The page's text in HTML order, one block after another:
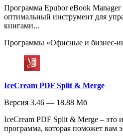
Программа Epubor eBook Manager
оптимальный инструмент для
книгами...
Программы «Офисные и бизнес-
IceCream PDF Split & Merge
Версия 3.46 — 18.88 Мб
IceCream PDF Split & Merge – это
программа, которая поможет вам